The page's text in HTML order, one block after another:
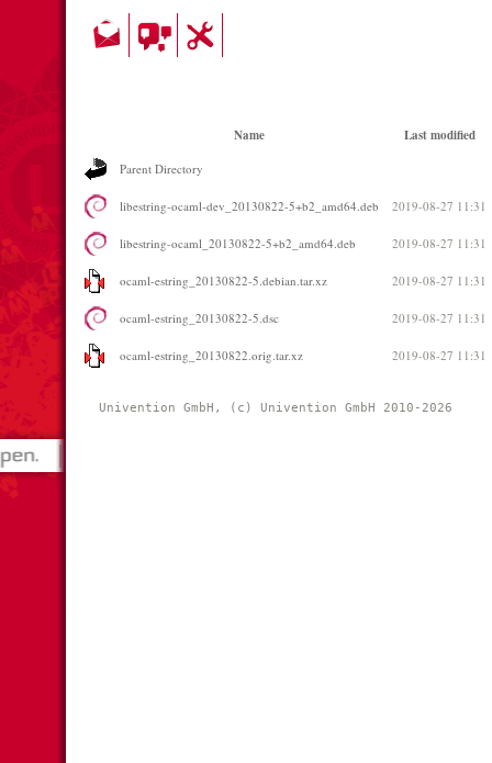
Name Last modified
Parent Directory
libestring-ocaml-dev_20130822-5+b2_amd64.deb 2019-08-27 11:31
libestring-ocaml_20130822-5+b2_amd64.deb 2019-08-27 11:31
ocaml-estring_20130822-5.debian.tar.xz 2019-08-27 11:31
ocaml-estring_20130822-5.dsc 2019-08-27 11:31
ocaml-estring_20130822.orig.tar.xz 2019-08-27 11:31
Univention GmbH, (c) Univention GmbH 2010-2026